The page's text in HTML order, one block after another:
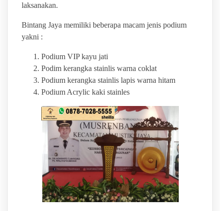
laksanakan.
Bintang Jaya memiliki beberapa macam jenis podium
yakni :
Podium VIP kayu jati
Podim kerangka stainlis warna coklat
Podium kerangka stainlis lapis warna hitam
Podium Acrylic kaki stainles